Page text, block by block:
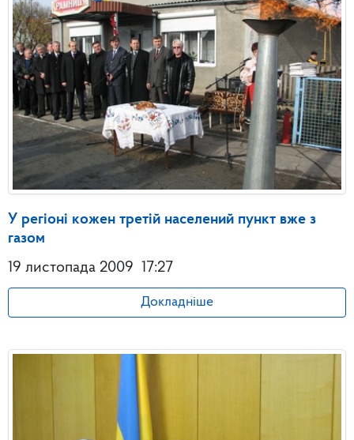
У регіоні кожен третій населений пункт вже з
газом
19 листопада 2009 17:27
Докладніше